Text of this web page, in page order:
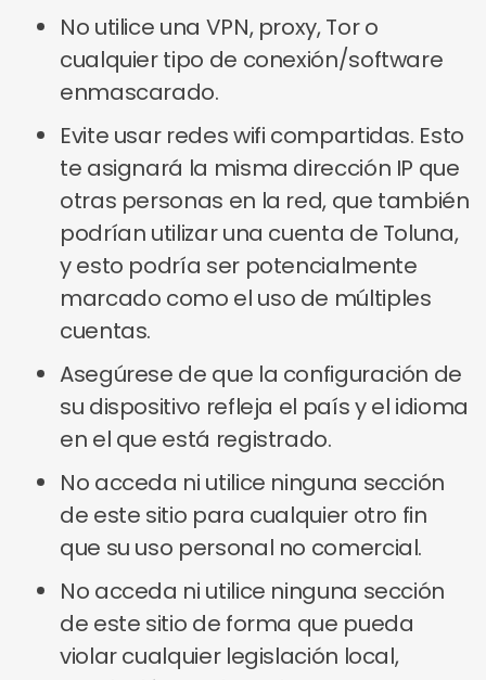
No utilice una VPN, proxy, Tor o
cualquier tipo de conexión/software
enmascarado.
Evite usar redes wifi compartidas. Esto
te asignará la misma dirección IP que
otras personas en la red, que también
podrían utilizar una cuenta de Toluna,
y esto podría ser potencialmente
marcado como el uso de múltiples
cuentas.
Asegúrese de que la configuración de
su dispositivo refleja el país y el idioma
en el que está registrado.
No acceda ni utilice ninguna sección
de este sitio para cualquier otro fin
que su uso personal no comercial.
No acceda ni utilice ninguna sección
de este sitio de forma que pueda
violar cualquier legislación local,